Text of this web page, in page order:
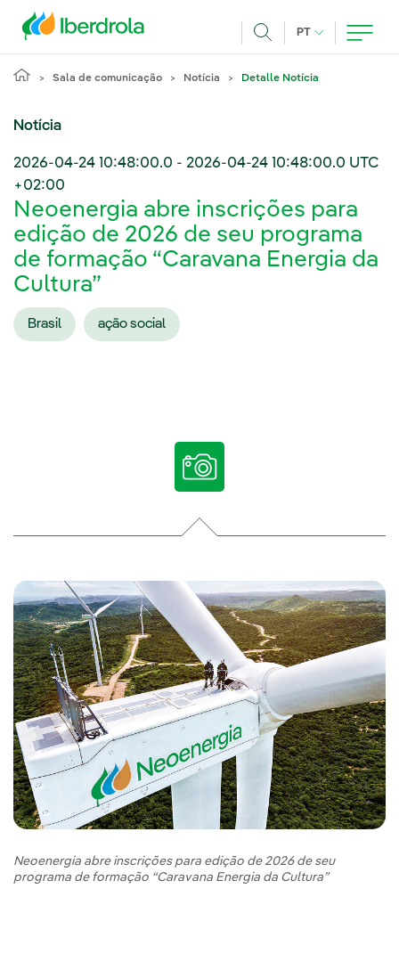
PT IDIOMA ATUAL,
Sala de comunicação Notícia Detalle Notícia
Notícia
2026-04-24 10:48:00.0 - 2026-04-24 10:48:00.0 UTC
+02:00
Neoenergia abre inscrições para
edição de 2026 de seu programa
de formação “Caravana Energia da
Cultura”
Brasil ação social
Neoenergia abre inscrições para edição de 2026 de seu
programa de formação “Caravana Energia da Cultura”